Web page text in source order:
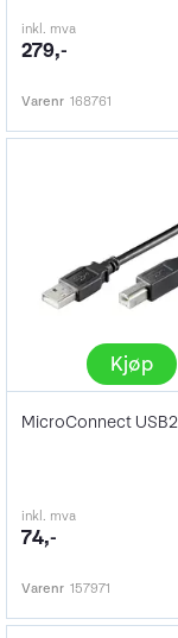
inkl. mva
279,-
Varenr 168761
Kjøp
inkl. mva
74,-
Varenr 157971